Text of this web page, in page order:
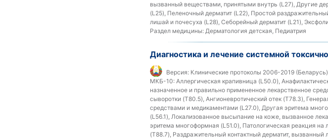
вызванный веществами, принятыми внутрь (L27), Другие
(L25), Пеленочный дерматит (L22), Простой
лишай и почесуха (L28), Себорейный дерматит (L21),
Раздел медицины: Дерматология детская, Педиатрия
Диагностика и лечение системной
Версия: Клинические протоколы 2006-2019 (Беларусь)
МКБ-10: Аллергическая крапивница (L50.0),
назначенное и правильно примененное лекарственное
сыворотки (T80.5), Ангионевротический отек (T78.3),
средствами и медикаментами (L27.0), Другая эритема
(L56.1), Локализованное высыпание на коже, вызванное
эритема многоформная (L51.0), Патологическая реакция
(T88.7), Раздражительный контактный дерматит,